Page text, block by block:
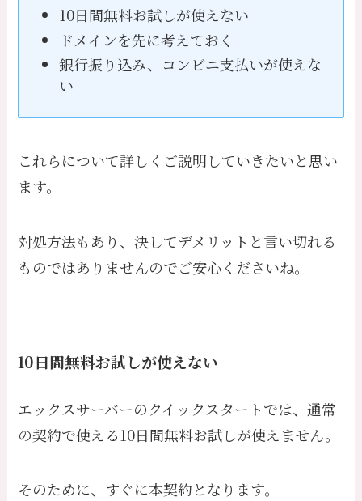
10日間無料お試しが使えない
ドメインを先に考えておく
銀行振り込み、コンビニ支払いが使えな
い
これらについて詳しくご説明していきたいと思い
ます。
対処方法もあり、決してデメリットと言い切れる
ものではありませんのでご安心くださいね。
10日間無料お試しが使えない
エックスサーバーのクイックスタートでは、通常
の契約で使える10日間無料お試しが使えません。
そのために、すぐに本契約となります。